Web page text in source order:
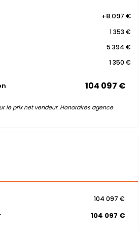
+8 097 €
1 353 €
5 394 €
1 350 €
104 097 €
le prix net vendeur. Honoraires agence
104 097 €
104 097 €